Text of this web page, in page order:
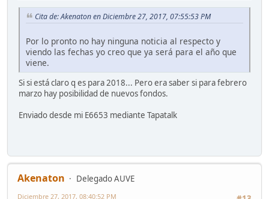
Cita de: Akenaton en Diciembre 27, 2017, 07:55:53 PM
Por lo pronto no hay ninguna noticia al respecto y
viendo las fechas yo creo que ya será para el año que
viene.
Si si está claro q es para 2018... Pero era saber si para febrero
marzo hay posibilidad de nuevos fondos.
Enviado desde mi E6653 mediante Tapatalk
Akenaton
Delegado AUVE
Diciembre 27, 2017, 08:40:52 PM